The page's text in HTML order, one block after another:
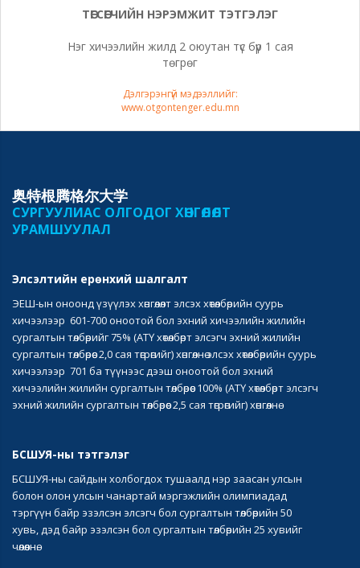
ТӨГСӨГЧИЙН НЭРЭМЖИТ ТЭТГЭЛЭГ
Нэг хичээлийн жилд 2 оюутан түс бүр 1 сая
төгрөг
Дэлгэрэнгүй мэдээллийг:
www.otgontenger.edu.mn
奥特根腾格尔大学
СУРГУУЛИАС ОЛГОДОГ ХӨНГӨЛӨЛТ
УРАМШУУЛАЛ
Элсэлтийн ерөнхий шалгалт
ЭЕШ-ын оноонд үзүүлэх хөнгөлөлт элсэх хөтөлбөрийн суурь
хичээлээр 601-700 оноотой бол эхний хичээлийн жилийн
сургалтын төлбөрийг 75% (АТҮ хөтөлбөрт элсэгч эхний жилийн
сургалтын төлбөрөөс 2,0 сая төгрөгийг) хөнгөлнө элсэх хөтөлбөрийн суурь
хичээлээр 701 ба түүнээс дээш оноотой бол эхний
хичээлийн жилийн сургалтын төлбөрөөс 100% (АТҮ хөтөлбөрт элсэгч
эхний жилийн сургалтын төлбөрөөс 2,5 сая төгрөгийг) хөнгөлнө
БСШУЯ-ны тэтгэлэг
БСШУЯ-ны сайдын холбогдох тушаалд нэр заасан улсын
болон олон улсын чанартай мэргэжлийн олимпиадад
тэргүүн байр эзэлсэн элсэгч бол сургалтын төлбөрийн 50
хувь, дэд байр эзэлсэн бол сургалтын төлбөрийн 25 хувийг
чөлөөлнө.